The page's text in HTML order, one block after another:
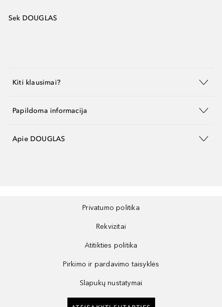
Sek DOUGLAS
Kiti klausimai?
Papildoma informacija
Apie DOUGLAS
Privatumo politika
Rekvizitai
Atitikties politika
Pirkimo ir pardavimo taisyklės
Slapukų nustatymai